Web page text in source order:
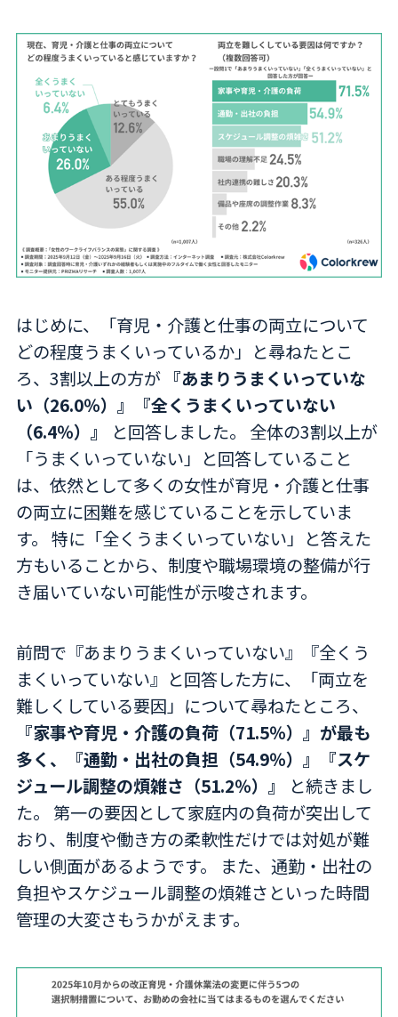
はじめに、「育児・介護と仕事の両立について
どの程度うまくいっているか」と尋ねたとこ
ろ、3割以上の方が 『あまりうまくいっていな
い（26.0％）』『全くうまくいっていない
（6.4％）』
と回答しました。 全体の3割以上が
「うまくいっていない」と回答していること
は、依然として多くの女性が育児・介護と仕事
の両立に困難を感じていることを示していま
す。 特に「全くうまくいっていない」と答えた
方もいることから、制度や職場環境の整備が行
き届いていない可能性が示唆されます。
前問で『あまりうまくいっていない』『全くう
まくいっていない』と回答した方に、「両立を
難しくしている要因」について尋ねたところ、
『家事や育児・介護の負荷（71.5％）』が最も
多く、『通勤・出社の負担（54.9％）』『スケ
ジュール調整の煩雑さ（51.2％）』
と続きまし
た。 第一の要因として家庭内の負荷が突出して
おり、制度や働き方の柔軟性だけでは対処が難
しい側面があるようです。 また、通勤・出社の
負担やスケジュール調整の煩雑さといった時間
管理の大変さもうかがえます。